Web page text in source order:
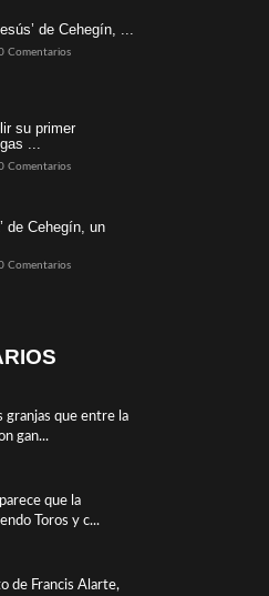
de Cehegín, ...
Comentarios
su primer
...
Comentarios
de Cehegín, un
Comentarios
granjas que entre la
gan...
que la
Toros y c...
de Francis Alarte,